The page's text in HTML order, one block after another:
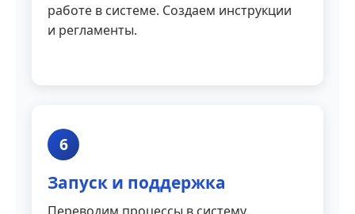
работе в системе. Создаем инструкции
и регламенты.
6
Запуск и поддержка